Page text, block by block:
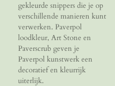
gekleurde snippers die je op
verschillende manieren kunt
verwerken. Paverpol
loodkleur, Art Stone en
Paverscrub geven je
Paverpol kunstwerk een
decoratief en kleurrijk
uiterlijk.